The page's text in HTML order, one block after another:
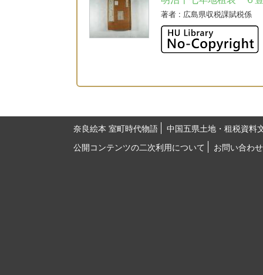
著者 : 広島県収税課賦税係
奈良絵本 室町時代物語
中国五県土地・租税資料
公開コンテンツの二次利用について
お問い合わせ